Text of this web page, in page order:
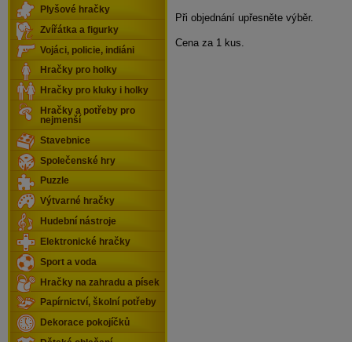
Při objednání upřesněte výběr.
Cena za 1 kus.
Plyšové hračky
Zvířátka a figurky
Vojáci, policie, indiáni
Hračky pro holky
Hračky pro kluky i holky
Hračky a potřeby pro
nejmenší
Stavebnice
Společenské hry
Puzzle
Výtvarné hračky
Hudební nástroje
Elektronické hračky
Sport a voda
Hračky na zahradu a písek
Papírnictví, školní potřeby
Dekorace pokojíčků